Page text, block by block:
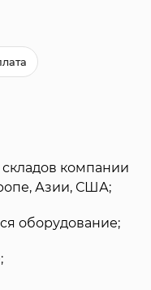
компании
Азии, США;
оборудование;